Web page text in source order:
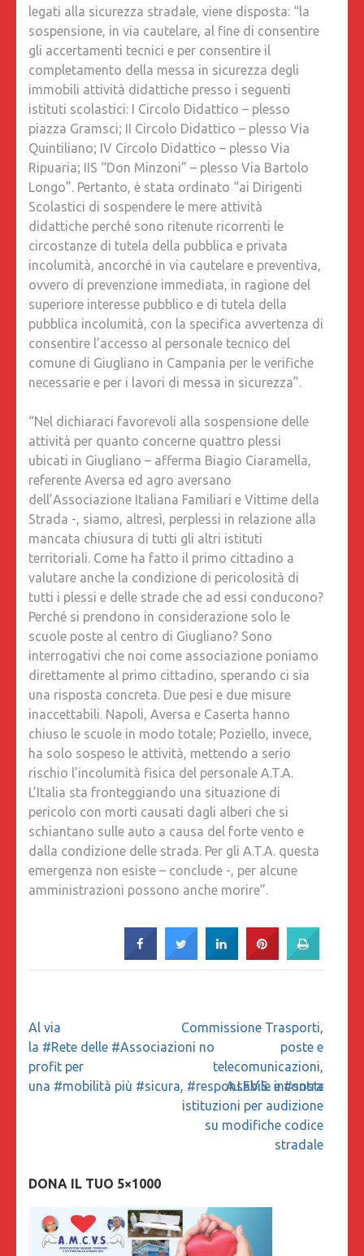
legati alla sicurezza stradale, viene disposta: “la
sospensione, in via cautelare, al fine di consentire
gli accertamenti tecnici e per consentire il
completamento della messa in sicurezza degli
immobili attività didattiche presso i seguenti
istituti scolastici: I Circolo Didattico – plesso
piazza Gramsci; II Circolo Didattico – plesso Via
Quintiliano; IV Circolo Didattico – plesso Via
Ripuaria; IIS “Don Minzoni” – plesso Via Bartolo
Longo”. Pertanto, è stata ordinato “ai Dirigenti
Scolastici di sospendere le mere attività
didattiche perché sono ritenute ricorrenti le
circostanze di tutela della pubblica e privata
incolumità, ancorché in via cautelare e preventiva,
ovvero di prevenzione immediata, in ragione del
superiore interesse pubblico e di tutela della
pubblica incolumità, con la specifica avvertenza di
consentire l’accesso al personale tecnico del
comune di Giugliano in Campania per le verifiche
necessarie e per i lavori di messa in sicurezza”.
“Nel dichiaraci favorevoli alla sospensione delle
attività per quanto concerne quattro plessi
ubicati in Giugliano – afferma Biagio Ciaramella,
referente Aversa ed agro aversano
dell’Associazione Italiana Familiari e Vittime della
Strada -, siamo, altresì, perplessi in relazione alla
mancata chiusura di tutti gli altri istituti
territoriali. Come ha fatto il primo cittadino a
valutare anche la condizione di pericolosità di
tutti i plessi e delle strade che ad essi conducono?
Perché si prendono in considerazione solo le
scuole poste al centro di Giugliano? Sono
interrogativi che noi come associazione poniamo
direttamente al primo cittadino, sperando ci sia
una risposta concreta. Due pesi e due misure
inaccettabili. Napoli, Aversa e Caserta hanno
chiuso le scuole in modo totale; Poziello, invece,
ha solo sospeso le attività, mettendo a serio
rischio l’incolumità fisica del personale A.T.A.
L’Italia sta fronteggiando una situazione di
pericolo con morti causati dagli alberi che si
schiantano sulle auto a causa del forte vento e
dalla condizione delle strada. Per gli A.T.A. questa
emergenza non esiste – conclude -, per alcune
amministrazioni possono anche morire”.
Navigazione
articoli
Al via
la #Rete delle #Associazioni no
profit per
una #mobilità più #sicura, #responsabile e #sostenibile
Commissione Trasporti,
poste e
telecomunicazioni,
A.I.F.V.S. incontra
istituzioni per audizione
su modifiche codice
stradale
DONA IL TUO 5×1000